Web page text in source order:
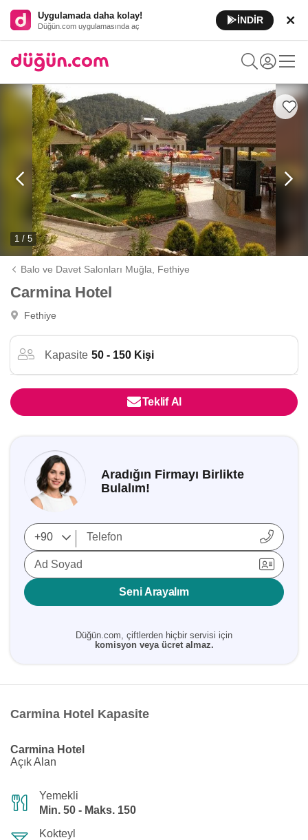
Uygulamada daha kolay!
Düğün.com uygulamasında aç
İNDİR
1 / 5
Balo ve Davet Salonları Muğla, Fethiye
Carmina Hotel
Fethiye
Kapasite 50 - 150 Kişi
Teklif Al
Aradığın Firmayı Birlikte
Bulalım!
Ad Soyad
Seni Arayalım
Düğün.com, çiftlerden hiçbir servisi için
komisyon veya ücret almaz.
Carmina Hotel Kapasite
Carmina Hotel
Açık Alan
Yemekli
Min. 50 - Maks. 150
Kokteyl